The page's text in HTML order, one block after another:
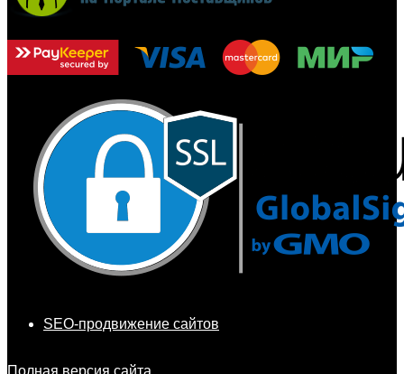
SEO-продвижение сайтов
Полная версия сайта